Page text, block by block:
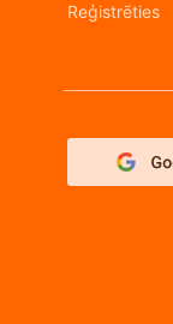
Reģistrēties